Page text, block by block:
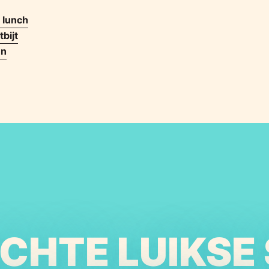
LUIKSE